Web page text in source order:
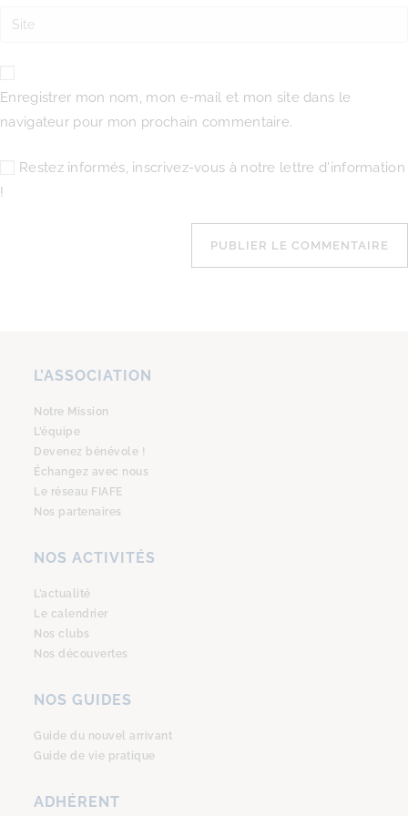
Enregistrer mon nom, mon e-mail et mon site dans le
navigateur pour mon prochain commentaire.
Restez informés, inscrivez-vous à notre lettre d'information
!
L’ASSOCIATION
Notre Mission
L’équipe
Devenez bénévole !
Échangez avec nous
Le réseau FIAFE
Nos partenaires
NOS ACTIVITÉS
L’actualité
Le calendrier
Nos clubs
Nos découvertes
NOS GUIDES
Guide du nouvel arrivant
Guide de vie pratique
ADHÉRENT